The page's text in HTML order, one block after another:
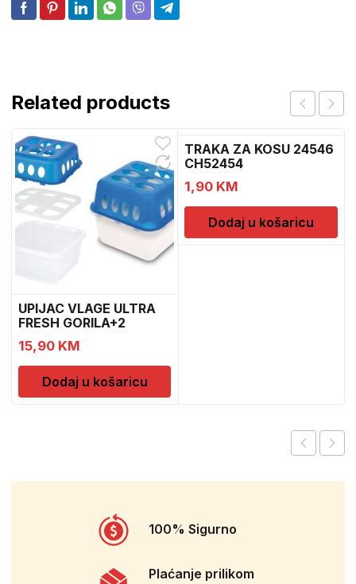
Related products
UPIJAC VLAGE ULTRA
FRESH GORILA+2
DOPUNE
15,90 KM
Dodaj u košaricu
TRAKA ZA KOSU 24546
CH52454
1,90 KM
Dodaj u košaricu
100% Sigurno
Plaćanje prilikom